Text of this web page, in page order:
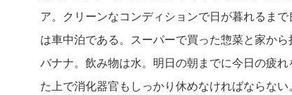
ア。クリーンなコンディションで日が暮れるま
は車中泊である。スーパーで買った惣菜と家か
バナナ。飲み物は水。明日の朝までに今日の疲
た上で消化器官もしっかり休めなければならな